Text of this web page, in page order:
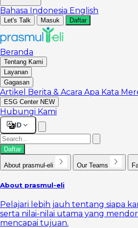
Bahasa Indonesia English
Let's Talk Masuk Daftar
Beranda
Tentang Kami
Layanan
Gagasan
Artikel Berita & Acara Apa Kata
ESG Center NEW
Hubungi Kami
ID
Daftar
About prasmul-eli Our Teams
About prasmul-eli
Pelajari lebih jauh tentang siapa
serta nilai-nilai utama yang
mencapai tujuan.